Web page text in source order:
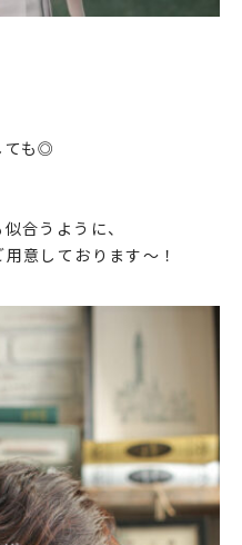
ても◎
合うように、
意しております～！